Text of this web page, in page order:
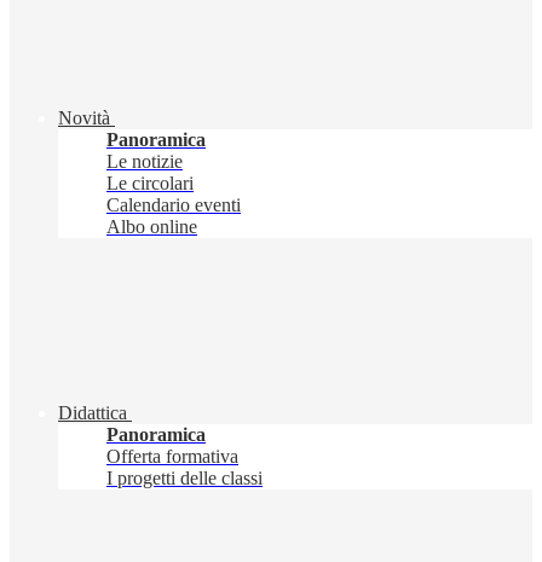
Novità
Panoramica
Le notizie
Le circolari
Calendario eventi
Albo online
Didattica
Panoramica
Offerta formativa
I progetti delle classi